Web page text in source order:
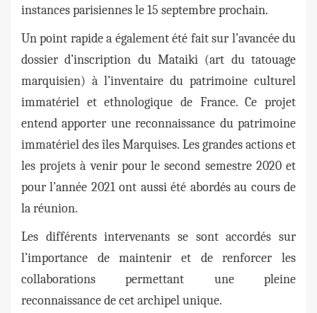
instances parisiennes le 15 septembre prochain.
Un point rapide a également été fait sur l’avancée du
dossier d’inscription du Mataiki (art du tatouage
marquisien) à l’inventaire du patrimoine culturel
immatériel et ethnologique de France. Ce projet
entend apporter une reconnaissance du patrimoine
immatériel des îles Marquises. Les grandes actions et
les projets à venir pour le second semestre 2020 et
pour l’année 2021 ont aussi été abordés au cours de
la réunion.
Les différents intervenants se sont accordés sur
l’importance de maintenir et de renforcer les
collaborations permettant une pleine
reconnaissance de cet archipel unique.